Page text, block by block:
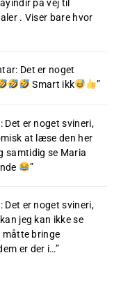
på vej til
. Viser bare hvor
Det er noget
Smart ikk ”
Det er noget svineri,
at læse den her
samtidig se Maria
”
Det er noget svineri,
jeg kan ikke se
bringe
er der i…”